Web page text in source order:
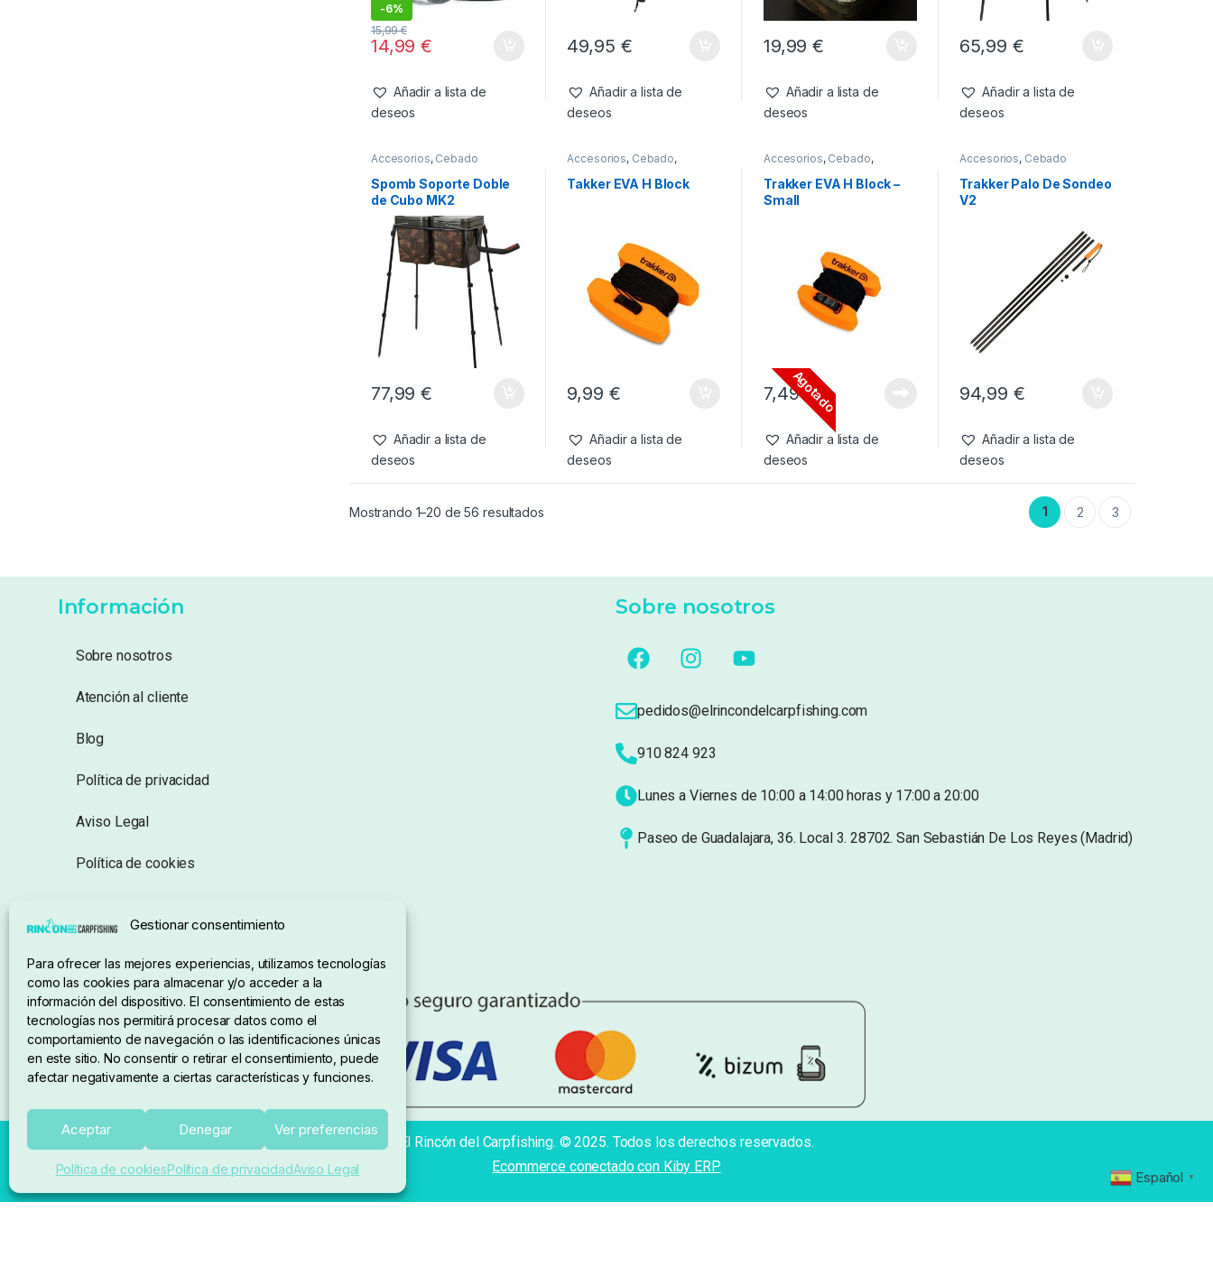
Gestionar consentimiento
Para ofrecer las mejores experiencias, utilizamos tecnologías
como las cookies para almacenar y/o acceder a la
información del dispositivo. El consentimiento de estas
tecnologías nos permitirá procesar datos como el
comportamiento de navegación o las identificaciones únicas
en este sitio. No consentir o retirar el consentimiento, puede
afectar negativamente a ciertas características y funciones.
Aceptar Denegar Ver preferencias
Política de cookiesPolítica de privacidadAviso Legal
-6%
14,99€
15,99€
Añadir a lista de
deseos
49,95 €
Añadir a lista de
deseos
19,99€
Añadir a lista de
deseos
65,99 €
Añadir a lista de
deseos
Accesorios, Cebado
Spomb Soporte Doble
de Cubo MK2
77,99€
Añadir a lista de
deseos
Accesorios, Cebado,
Takker EVA H Block
9,99 €
Añadir a lista de
deseos
Accesorios, Cebado,
Trakker EVA H Block –
Small
Agotado
7,49€
Añadir a lista de
deseos
Accesorios, Cebado
Trakker Palo De Sondeo
V2
94,99 €
Añadir a lista de
deseos
Mostrando 1–20 de 56 resultados 1 2 3
Información
Sobre nosotros
Atención al cliente
Blog
Política de privacidad
Aviso Legal
Política de cookies
Condiciones de compra
Sobre nosotros
pedidos@elrincondelcarpfishing.com
910 824 923
Lunes a Viernes de 10:00 a 14:00 horas y 17:00 a 20:00
Paseo de Guadalajara, 36. Local 3. 28702. San Sebastián De Los Reyes (Madrid)
El Rincón del Carpfishing. © 2025. Todos los derechos reservados.
Ecommerce conectado con Kiby ERP
Español ▼